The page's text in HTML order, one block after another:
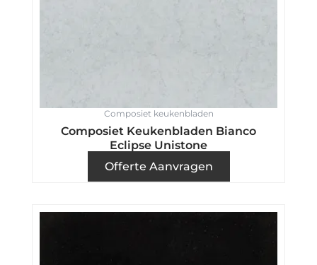
Composiet keukenbladen
Composiet Keukenbladen Bianco
Eclipse Unistone
Offerte Aanvragen